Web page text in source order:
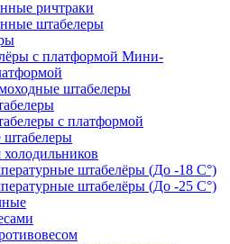
ричтраки
штабелеры
Мини-
штабелеры
с платформой
штабелеры
штабелёры (До -18 C°)
штабелёры (До -25 C°)